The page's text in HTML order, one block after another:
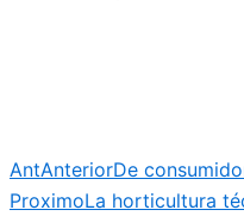
AntAnteriorDe
ProximoLa horticultura